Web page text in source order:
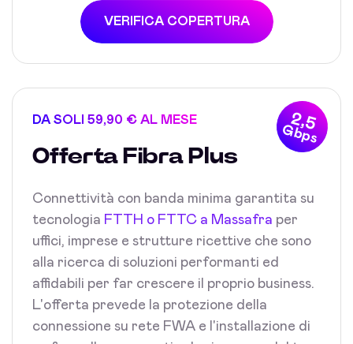
VERIFICA COPERTURA
2,5
Gbps
DA SOLI 59,90 € AL MESE
Offerta Fibra Plus
Connettività con banda minima garantita su
tecnologia FTTH o FTTC a Massafra per
uffici, imprese e strutture ricettive che sono
alla ricerca di soluzioni performanti ed
affidabili per far crescere il proprio business.
L'offerta prevede la protezione della
connessione su rete FWA e l'installazione di